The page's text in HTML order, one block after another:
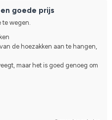
goede prijs
te wegen.
de hoezakken aan te hangen,
maar het is goed genoeg om